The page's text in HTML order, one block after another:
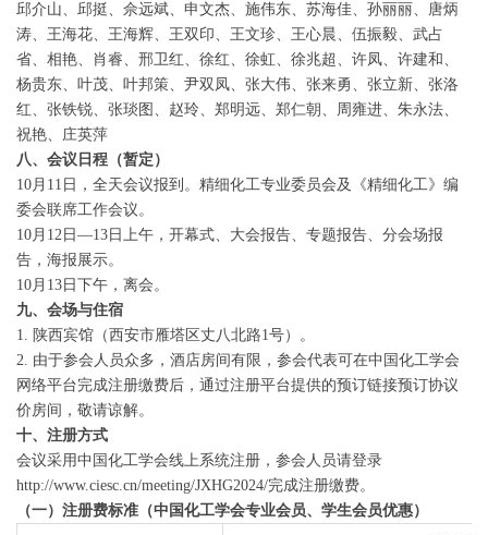
邱介山、邱挺、佘远斌、申文杰、施伟东、苏海佳、孙丽丽、唐炳
涛、王海花、王海辉、王双印、王文珍、王心晨、伍振毅、武占
省、相艳、肖睿、邢卫红、徐红、徐虹、徐兆超、许凤、许建和、
杨贵东、叶茂、叶邦策、尹双凤、张大伟、张来勇、张立新、张洛
红、张铁锐、张琰图、赵玲、郑明远、郑仁朝、周雍进、朱永法、
祝艳、庄英萍
八、会议日程（暂定）
10月11日，全天会议报到。精细化工专业委员会及《精细化工》编
委会联席工作会议。
10月12日—13日上午，开幕式、大会报告、专题报告、分会场报
告，海报展示。
10月13日下午，离会。
九、会场与住宿
1. 陕西宾馆（西安市雁塔区丈八北路1号）。
2. 由于参会人员众多，酒店房间有限，参会代表可在中国化工学会
网络平台完成注册缴费后，通过注册平台提供的预订链接预订协议
价房间，敬请谅解。
十、注册方式
会议采用中国化工学会线上系统注册，参会人员请登录
http://www.ciesc.cn/meeting/JXHG2024/完成注册缴费。
（一）注册费标准（中国化工学会专业会员、学生会员优惠）